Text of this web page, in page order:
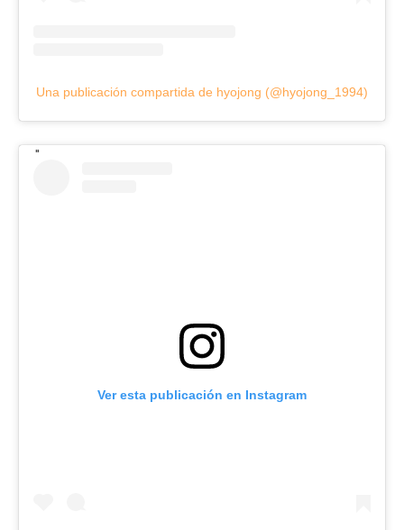
Una publicación compartida de hyojong (@hyojong_1994)
Ver esta publicación en Instagram